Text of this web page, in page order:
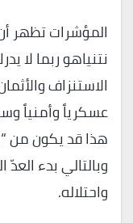
المؤشرات تظهر
نتنياهو ربما لا
الاستنزاف
عسكرياً وأمنياً
هذا قد يكون من
وبالتالي بدء
واحتلاله.